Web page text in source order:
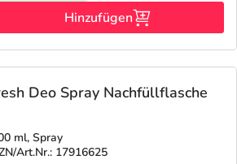
Hinzufügen
Deo Spray Nachfüllflasche
ml, Spray
Art.Nr.: 17916625